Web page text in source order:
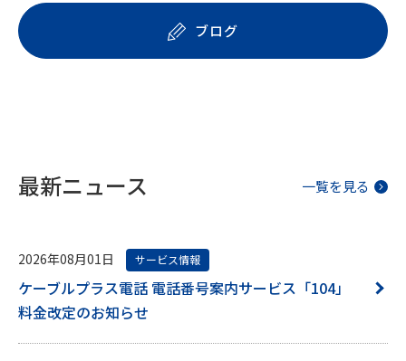
ブログ
最新ニュース 一覧を見る
2026年08月01日 サービス情報
ケーブルプラス電話 電話番号案内サービス「104」
料金改定のお知らせ